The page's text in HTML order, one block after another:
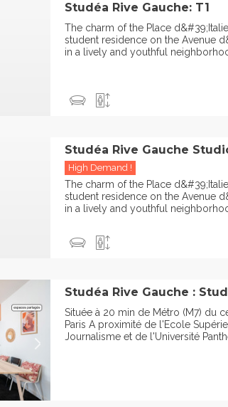
Studéa Rive Gauche: T1
The charm of the Place
student residence on the Avenue
in a lively and youthful
Studéa Rive Gauche
High Demand !
The charm of the Place
student residence on the Avenue
in a lively and youthful
Studéa Rive Gauche :
Située à 20 min de Métro (M7) du
Paris A proximité de l'Ecole
Journalisme et de l'Université